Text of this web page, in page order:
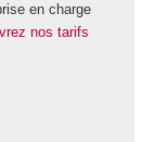
en charge
nos tarifs